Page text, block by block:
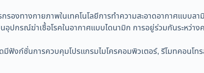
รองทางกายภาพในเทคโนโลยีการทำความสะอาดอากาศแบบล
อุปกรณ์ฆ่าเชื้อโรคในอากาศแบบไดนามิก การอยู่ร่วมกันระหว่
มีฟังก์ชั่นการควบคุมโปรแกรมไมโครคอมพิวเตอร์, รีโมทคอน